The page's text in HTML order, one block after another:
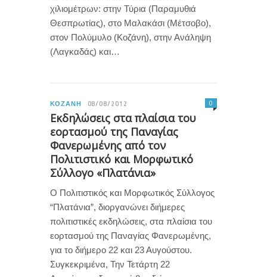
χιλιομέτρων: στην Τύρια (Παραμυθιά
Θεσπρωτίας), στο Μαλακάσι (Μέτσοβο),
στον Πολύμυλο (Κοζάνη), στην Ανάληψη
(Λαγκαδάς) και…
ΚΟΖΆΝΗ 08/08/2012
Εκδηλώσεις στα πλαίσια του
εορτασμού της Παναγίας
Φανερωμένης από τον
Πολιτιστικό και Μορφωτικό
Σύλλογο «Πλατάνια»
0
Ο Πολιτιστικός και Μορφωτικός Σύλλογος
“Πλατάνια”, διοργανώνει διήμερες
πολιτιστικές εκδηλώσεις, στα πλαίσια του
εορτασμού της Παναγίας Φανερωμένης,
για το διήμερο 22 και 23 Αυγούστου.
Συγκεκριμένα, Την Τετάρτη 22